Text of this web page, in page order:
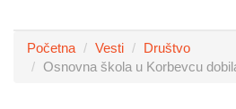
Početna Vesti
Društvo
Osnovna škola u Korbevcu